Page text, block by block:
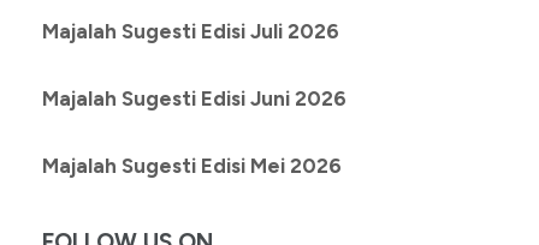
Majalah Sugesti Edisi Juli 2026
Majalah Sugesti Edisi Juni 2026
Majalah Sugesti Edisi Mei 2026